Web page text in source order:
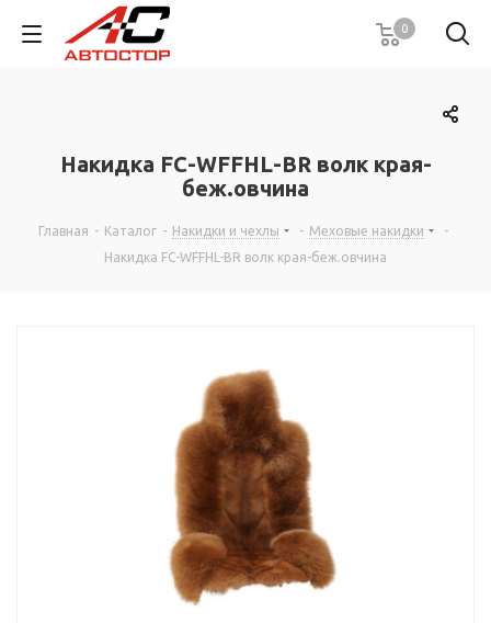
0
Накидка FC-WFFHL-ВR волк края-
беж.овчина
Главная - Каталог - Накидки и чехлы - Меховые накидки
-
Накидка FC-WFFHL-ВR волк края-беж.овчина